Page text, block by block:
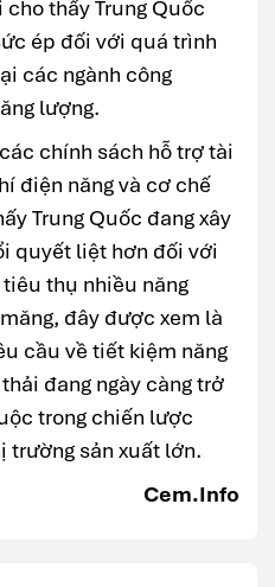
thấy Trung Quốc
ép đối với quá trình
các ngành công
lượng.
chính sách hỗ trợ tài
điện năng và cơ chế
Trung Quốc đang xây
quyết liệt hơn đối với
thụ nhiều năng
đây được xem là
cầu về tiết kiệm năng
đang ngày càng trở
trong chiến lược
trường sản xuất lớn.
Cem.Info